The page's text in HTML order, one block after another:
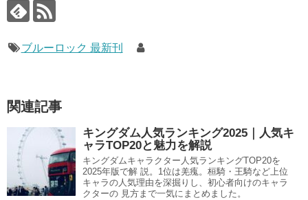
ブルーロック 最新刊
関連記事
キングダム人気ランキング2025｜人気キ
ャラTOP20と魅力を解説
キングダムキャラクター人気ランキングTOP20を
2025年版で解 説。1位は羌瘣。桓騎・王騎など上位
キャラの人気理由を深掘りし、初心者向けのキャラ
クターの 見方まで一気にまとめました。